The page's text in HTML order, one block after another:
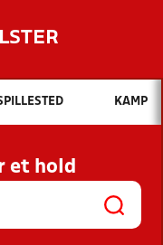
vil du søge efter?
OG NYHEDER
KLUBBER OG
KAMP
et hold